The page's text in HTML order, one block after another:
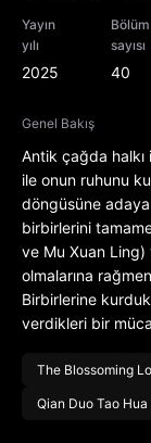
Yayın
yılı
2025
Bölüm
sayısı
40
Genel Bakış
Antik çağda
ile onun ruhunu
döngüsüne
birbirlerini
ve Mu Xuan Ling)
olmalarına
Birbirlerine
verdikleri bir
The Blossoming
Qian Duo Tao Hua